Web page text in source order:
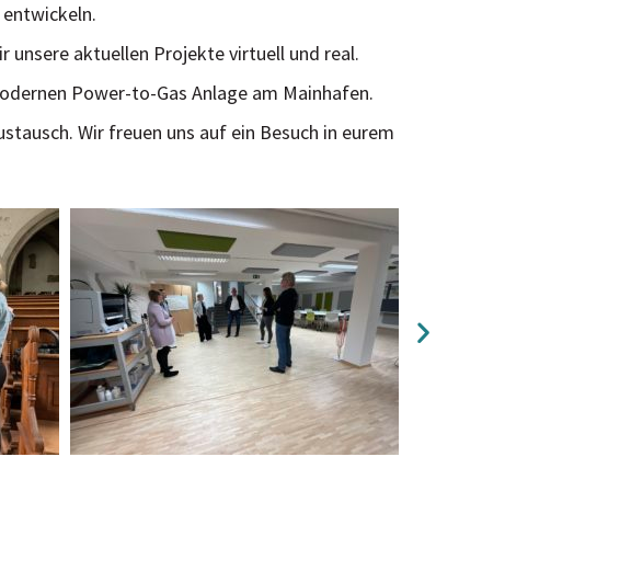
unsere aktuellen Projekte virtuell und real.
Power-to-Gas Anlage am Mainhafen.
Wir freuen uns auf ein Besuch in eurem